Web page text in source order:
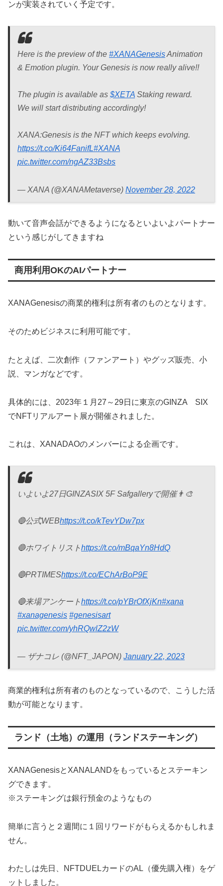
ンが実装されていく予定です。
Here is the preview of the #XANAGenesisAnimation
& Emotion plugin. Your Genesis is now really alive!!
The plugin is available as $XETA Staking reward.
We will start distributing accordingly!
XANA:Genesis is the NFT which keeps evolving.
https://t.co/Ki64FanifL#XANA
pic.twitter.com/ngAZ33Bsbs
— XANA (@XANAMetaverse) November 28, 2022
動いて音声会話ができるようになるといよいよパートナー
という感じがしてきますね
商用利用OKのAIパートナー
XANAGenesisの商業的権利は所有者のものとなります。
そのためビジネスに利用可能です。
たとえば、二次創作（ファンアート）やグッズ販売、小
説、マンガなどです。
具体的には、2023年１月27～29日に東京のGINZA SIX
でNFTリアルアート展が開催されました。
これは、XANADAOのメンバーによる企画です。
いよいよ27日GINZASIX 5F Safgalleryで開催👨‍🎨
🔵公式WEBhttps://t.co/kTevYDw7px
🔵ホワイトリストhttps://t.co/mBqaYn8HdQ
🔵PRTIMEShttps://t.co/EChArBoP9E
🔵来場アンケートhttps://t.co/pYBrOfXjKn#xana
#xanagenesis #genesisart
pic.twitter.com/yhRQwlZ2zW
— ザナコレ (@NFT_JAPON) January 22, 2023
商業的権利は所有者のものとなっているので、こうした活
動が可能となります。
ランド（土地）の運用（ランドステーキング）
XANAGenesisとXANALANDをもっているとステーキン
グできます。
※ステーキングは銀行預金のようなもの
簡単に言うと２週間に１回リワードがもらえるかもしれま
せん。
わたしは先日、NFTDUELカードのAL（優先購入権）をゲ
ットしました。